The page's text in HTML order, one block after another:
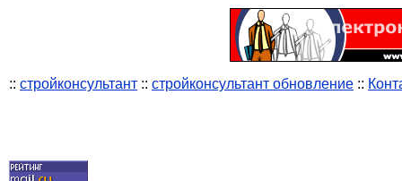
:: стройконсультант :: стройконсультант обновление ::